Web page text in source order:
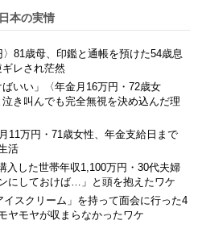
本の実情
81歳母、印鑑と通帳を預けた54歳息
レされ茫然
いい」〈年金月16万円・72歳女
き叫んでも完全無視を決め込んだ理
11万円・71歳女性、年金支給日まで
活
入した世帯年収1,100万円・30代夫婦
にしておけば…」と頭を抱えたワケ
スクリーム」を持って面会に行った4
ヤモヤが収まらなかったワケ